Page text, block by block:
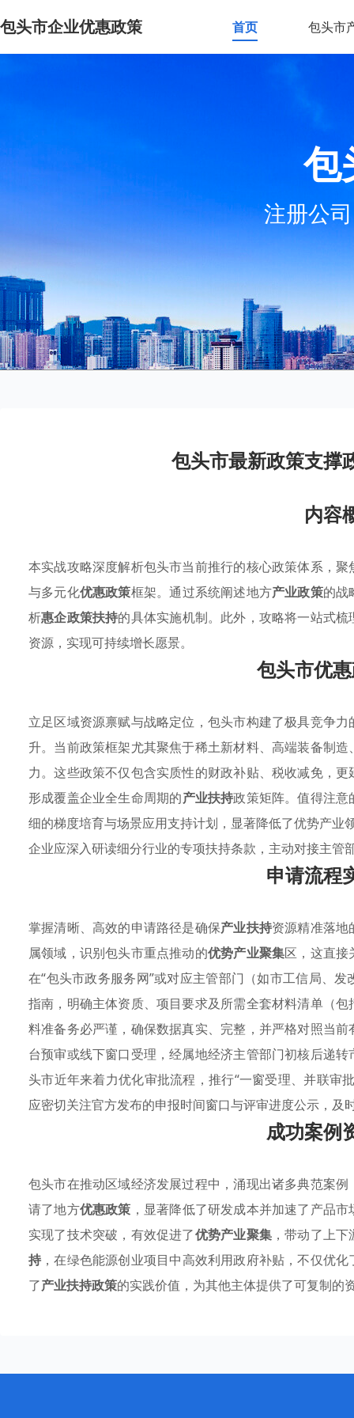
包头市企业优惠政策 首页 包头市
包
注册公
包头市最新政策支撑
内容
本实战攻略深度解析包头市当前推行的核心政策体系，
与多元化优惠政策框架。通过系统阐述地方产业政策的战
析惠企政策扶持的具体实施机制。此外，攻略将一站式
资源，实现可持续增长愿景。
包头市优
立足区域资源禀赋与战略定位，包头市构建了极具竞争力
升。当前政策框架尤其聚焦于稀土新材料、高端装备制
力。这些政策不仅包含实质性的财政补贴、税收减免，
形成覆盖企业全生命周期的产业扶持政策矩阵。值得注
细的梯度培育与场景应用支持计划，显著降低了优势产业
企业应深入研读细分行业的专项扶持条款，主动对接主
申请流程
掌握清晰、高效的申请路径是确保产业扶持资源精准落地
属领域，识别包头市重点推动的优势产业聚集区，这直接
在“包头市政务服务网”或对应主管部门（如市工信局、
指南，明确主体资质、项目要求及所需全套材料清单（
料准备务必严谨，确保数据真实、完整，并严格对照当前
台预审或线下窗口受理，经属地经济主管部门初核后递
头市近年来着力优化审批流程，推行“一窗受理、并联审
应密切关注官方发布的申报时间窗口与评审进度公示，及
成功案例
包头市在推动区域经济发展过程中，涌现出诸多典范案
请了地方优惠政策 ，显著降低了研发成本并加速了产品
实现了技术突破，有效促进了优势产业聚集，带动了上下
持 ，在绿色能源创业项目中高效利用政府补贴，不仅优
了产业扶持政策的实践价值，为其他主体提供了可复制的